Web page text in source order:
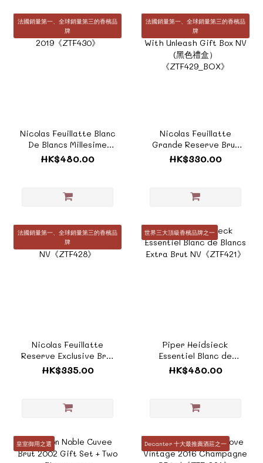
法國銷量第一、全球銷量第三的香檳品
牌
Nicolas Feuillatte Blanc
De Blancs Millesime
2019《ZTF430》
HK$480.00
法國銷量第一、全球銷量第三的香檳品
牌
Nicolas Feuillatte
Grande Reserve Brut
With Unleash Gift Box
NV (黑色禮盒）
HK$330.00
法國銷量第一、全球銷量第三的香檳品
牌
Nicolas Feuillatte
Reserve Exclusive Brut
NV《ZTF428》
HK$335.00
世界三大頂級香檳品牌之一
Piper Heidsieck
Essentiel Blanc de
Blancs Extra Brut
NV《ZTF421》
HK$480.00
皇室御用之選 Decanter 十大最推薦酒莊之一